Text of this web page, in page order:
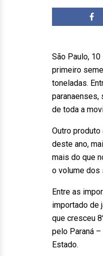
São Paulo,
primeiro
toneladas.
paranaenses,
de toda a
Outro
deste ano,
mais do que
o volume dos
Entre as
importado de
que cresceu
pelo Paraná
Estado.